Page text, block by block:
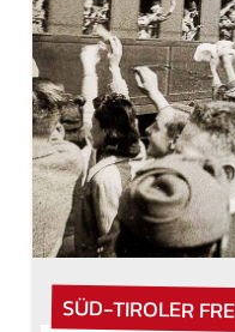
SÜD-TIROLER